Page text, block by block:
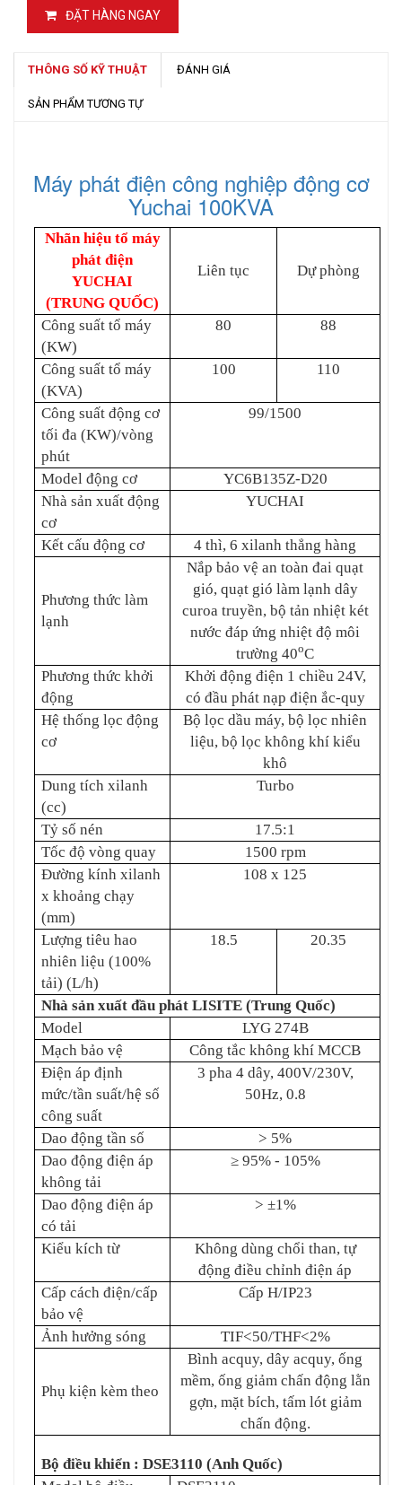
ĐẶT HÀNG NGAY
THÔNG SỐ KỸ THUẬT ĐÁNH GIÁ
SẢN PHẨM TƯƠNG TỰ
Máy phát điện công nghiệp động cơ
Yuchai 100KVA
Nhãn hiệu tổ máy
phát điện
YUCHAI
(TRUNG QUỐC)
Liên tục Dự phòng
Công suất tổ máy
(KW)
80 88
Công suất tổ máy
(KVA)
100 110
Công suất động cơ
tối đa (KW)/vòng
phút
99/1500
Model động cơ
YC6B135Z-D20
Nhà sản xuấtđộng
cơ
YUCHAI
Kết cấuđộng cơ 4 thì, 6 xilanh thẳng hàng
Phương thức làm
lạnh
Nắp bảo vệ an toàn đai quạt
gió, quạt gió làm lạnh dây
curoa truyền, bộ tản nhiệt két
nước đáp ứng nhiệt độ môi
trường 40oC
Phương thức khởi
động
Khởi động điện 1 chiều 24V,
có đầu phát nạp điện ắc-quy
Hệ thống lọcđộng
cơ
Bộ lọc dầu máy, bộ lọc nhiên
liệu, bộ lọc không khí kiểu
khô
Dung tích xilanh
(cc)
Turbo
Tỷ số nén
17.5:1
Tốc độ vòng quay
1500 rpm
Đường kính xilanh
x khoảng chạy
(mm)
108 x 125
Lượng tiêu hao
nhiên liệu (100%
tải) (L/h)
18.5 20.35
Nhà sản xuất đầu phát LISITE (Trung Quốc)
Model
LYG 274B
Mạch bảo vệ
Công tắc không khí MCCB
Điện áp định
mức/tần suất/hệ số
công suất
3 pha 4 dây, 400V/230V,
50Hz, 0.8
Dao động tần số
> 5%
Dao động điện áp
không tải
≥ 95% - 105%
Dao động điện áp
có tải
> ±1%
Kiểu kích từ
Không dùng chổi than, tự
động điều chỉnh điện áp
Cấp cách điện/cấp
bảo vệ
Cấp H/IP23
Ảnh hưởng sóng TIF<50/THF<2%
Phụ kiện kèm theo
Bình acquy, dây acquy, ống
mềm, ống giảm chấn động lằn
gợn, mặt bích, tấm lót giảm
chấn động.
Bộ điều khiển : DSE3110 (Anh Quốc)